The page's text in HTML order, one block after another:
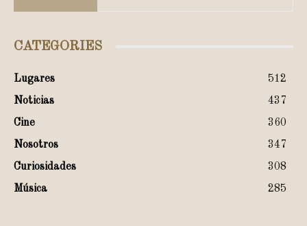
CATEGORIES
Lugares
512
Noticias
437
Cine
360
Nosotros
347
Curiosidades
308
Música
285